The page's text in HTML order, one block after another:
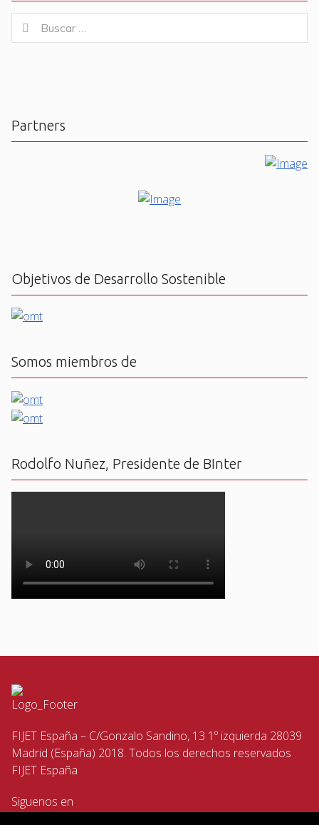
for:
Buscar
Partners
Objetivos de Desarrollo Sostenible
Somos miembros de
Rodolfo Nuñez, Presidente de BInter
FIJET España – C/Gonzalo Sandino, 13 1º izquierda 28039
Madrid (España) 2018. Todos los derechos reservados
FIJET España
Siguenos en